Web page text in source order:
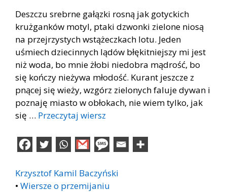
Deszczu srebrne gałązki rosną jak gotyckich
krużganków motyl, ptaki dzwonki zielone niosą
na przejrzystych wstążeczkach lotu. Jeden
uśmiech dziecinnych lądów błękitniejszy mi jest
niż woda, bo mnie żłobi niedobra mądrość, bo
się kończy nieżywa młodość. Kurant jeszcze z
pnącej się wieży, wzgórz zielonych faluje dywan i
poznaję miasto w obłokach, nie wiem tylko, jak
się … Przeczytaj wiersz
Krzysztof Kamil Baczyński
• Wiersze o przemijaniu